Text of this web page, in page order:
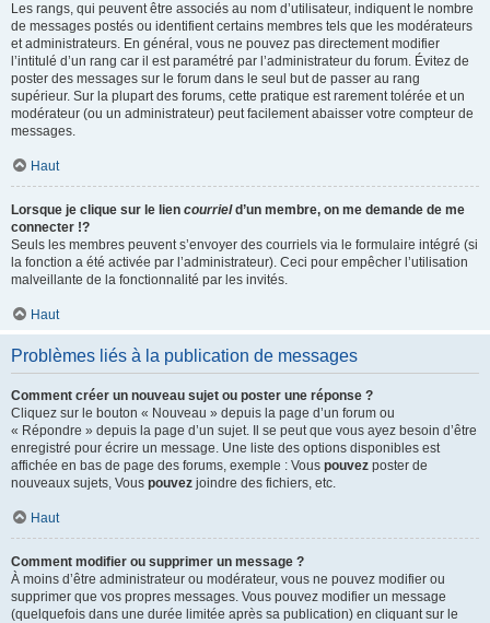
Les rangs, qui peuvent être associés au nom d’utilisateur, indiquent le nombre
de messages postés ou identifient certains membres tels que les modérateurs
et administrateurs. En général, vous ne pouvez pas directement modifier
l’intitulé d’un rang car il est paramétré par l’administrateur du forum. Évitez de
poster des messages sur le forum dans le seul but de passer au rang
supérieur. Sur la plupart des forums, cette pratique est rarement tolérée et un
modérateur (ou un administrateur) peut facilement abaisser votre compteur de
messages.
Haut
Lorsque je clique sur le lien courrield’un membre, on me demande de me
connecter !?
Seuls les membres peuvent s’envoyer des courriels via le formulaire intégré (si
la fonction a été activée par l’administrateur). Ceci pour empêcher l’utilisation
malveillante de la fonctionnalité par les invités.
Haut
Problèmes liés à la publication de messages
Comment créer un nouveau sujet ou poster une réponse ?
Cliquez sur le bouton « Nouveau » depuis la page d’un forum ou
« Répondre » depuis la page d’un sujet. Il se peut que vous ayez besoin d’être
enregistré pour écrire un message. Une liste des options disponibles est
affichée en bas de page des forums, exemple : Vous pouvez poster de
nouveaux sujets, Vous pouvez joindre des fichiers, etc.
Haut
Comment modifier ou supprimer un message ?
À moins d’être administrateur ou modérateur, vous ne pouvez modifier ou
supprimer que vos propres messages. Vous pouvez modifier un message
(quelquefois dans une durée limitée après sa publication) en cliquant sur le